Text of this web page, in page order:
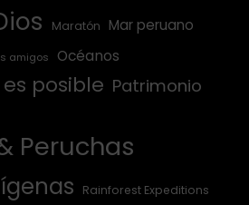
Maratón Mar peruano
amigos Océanos
posible Patrimonio
Peruchas
Rainforest Expeditions